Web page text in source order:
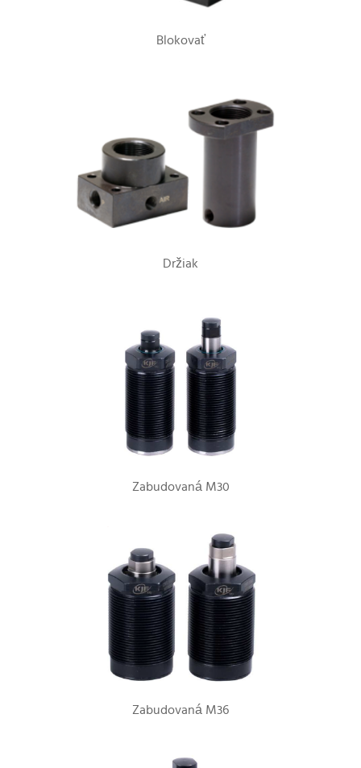
Blokovať
Držiak
Zabudovaná M30
Zabudovaná M36